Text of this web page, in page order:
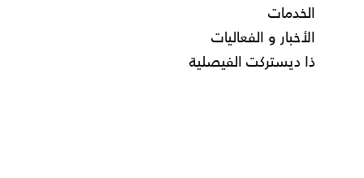
الخدمات
الأخبار و الفعاليات
ذا ديستركت الفيصلية